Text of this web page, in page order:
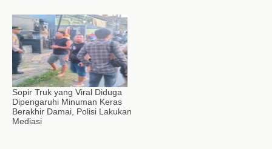
Sopir Truk yang Viral Diduga
Dipengaruhi Minuman Keras
Berakhir Damai, Polisi Lakukan
Mediasi